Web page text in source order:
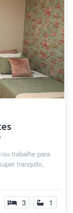
trabalhe para
tranquilo,
3 1